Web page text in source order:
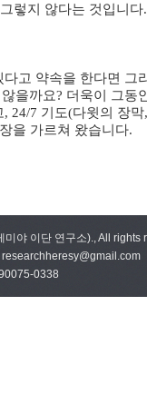
렇지 않다는 것입니다
고 약속을 한다면 그
을까요? 더욱이 그동
24/7 기도(다윗의 장막
을 가르쳐 왔습니다.
야 이단 연구소)., All rights
0338